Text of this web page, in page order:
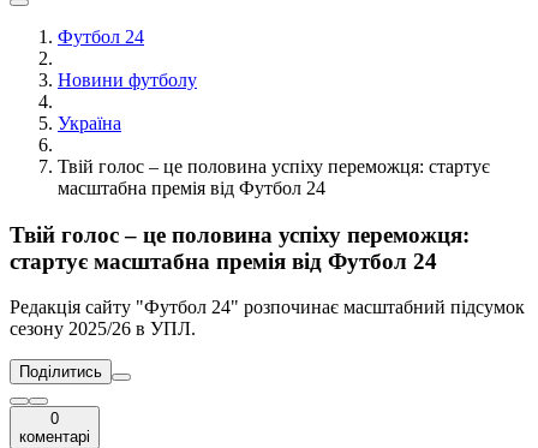
Футбол 24
Новини футболу
Україна
Твій голос – це половина успіху переможця: стартує
масштабна премія від Футбол 24
Твій голос – це половина успіху переможця:
стартує масштабна премія від Футбол 24
Редакція сайту "Футбол 24" розпочинає масштабний підсумок
сезону 2025/26 в УПЛ.
Поділитись
0
коментарі